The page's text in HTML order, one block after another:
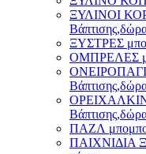
ΞΥΛΙΝΟΙ
ΞΥΣΤΡΕΣ
ΟΜΠΡΕΛΕΣ
ΠΑΖΛ
ΠΑΙΧΝΙΔΙΑ